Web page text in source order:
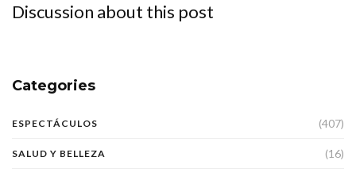
Discussion about this post
Categories
ESPECTÁCULOS (407)
SALUD Y BELLEZA (16)